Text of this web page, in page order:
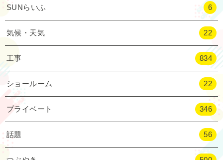
SUNらいふ 6
気候・天気 22
工事 834
ショールーム 22
プライベート 346
話題 56